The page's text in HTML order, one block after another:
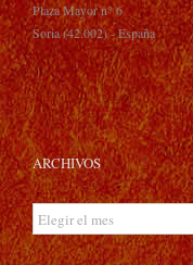
Plaza Mayor n° 6
Soria (42.002) - España
ARCHIVOS
Archivos